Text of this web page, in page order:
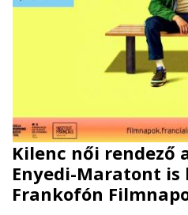
Kilenc női rendező
Enyedi-Maratont
Frankofón